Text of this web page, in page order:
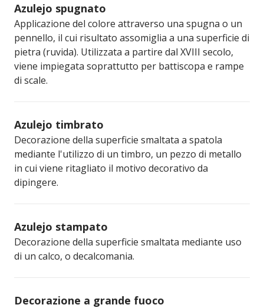
Azulejo spugnato
Applicazione del colore attraverso una spugna o un
pennello, il cui risultato assomiglia a una superficie di
pietra (ruvida). Utilizzata a partire dal XVIII secolo,
viene impiegata soprattutto per battiscopa e rampe
di scale.
Azulejo timbrato
Decorazione della superficie smaltata a spatola
mediante l'utilizzo di un timbro, un pezzo di metallo
in cui viene ritagliato il motivo decorativo da
dipingere.
Azulejo stampato
Decorazione della superficie smaltata mediante uso
di un calco, o decalcomania.
Decorazione a grande fuoco